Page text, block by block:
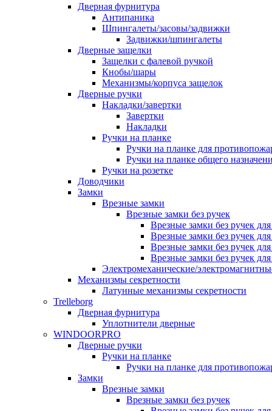
Дверная фурнитура
Антипаника
Шпингалеты/засовы/задвижки
Задвижки/шпингалеты
Дверные защелки
Защелки с фалевой ручкой
Кнобы/шары
Механизмы/корпуса защелок
Дверные ручки
Накладки/завертки
Завертки
Накладки
Ручки на планке
Ручки на планке для
Ручки на планке общего
Ручки на розетке
Доводчики
Замки
Врезные замки
Врезные замки без ручек
Врезные замки без ручек
Врезные замки без ручек
Врезные замки без ручек
Врезные замки без ручек
Электромеханические/
Механизмы секретности
Латунные механизмы секретности
Trelleborg
Дверная фурнитура
Уплотнители дверные
WINDOORPRO
Дверные ручки
Ручки на планке
Ручки на планке для
Замки
Врезные замки
Врезные замки без ручек